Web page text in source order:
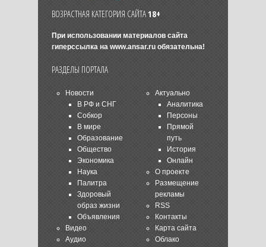
ВОЗРАСТНАЯ КАТЕГОРИЯ САЙТА18+
При использовании материалов сайта
гиперссылка на www.ansar.ruобязательна!
РАЗДЕЛЫ ПОРТАЛА
Новости
В РФ и СНГ
Собкор
В мире
Образование
Общество
Экономика
Наука
Палитра
Здоровый
образ жизни
Объявления
Видео
Аудио
Актуально
Аналитика
Персоны
Прямой
путь
История
Онлайн
О проекте
Размещение
рекламы
RSS
Контакты
Карта сайта
Облако